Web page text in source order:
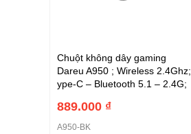
Chuột không dây gaming
Dareu A950 ; Wireless 2.4Ghz;
ype-C – Bluetooth 5.1 – 2.4G;
889.000 ₫
A950-BK